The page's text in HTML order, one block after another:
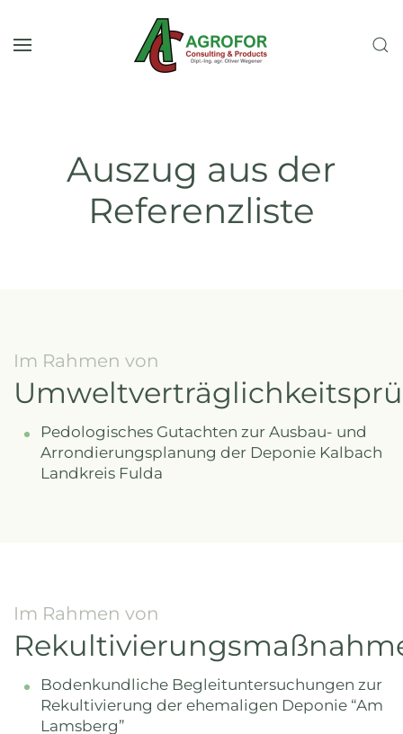
Zum Hauptinhalt springen
Auszug aus der
Referenzliste
Im Rahmen von
Pedologisches Gutachten zur Ausbau- und
Arrondierungsplanung der Deponie Kalbach
Landkreis Fulda
Im Rahmen von
Bodenkundliche Begleituntersuchungen zur
Rekultivierung der ehemaligen Deponie “Am
Lamsberg”